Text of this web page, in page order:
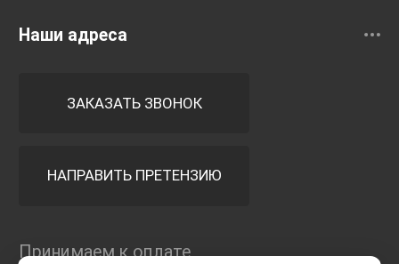
Наши адреса
ЗАКАЗАТЬ ЗВОНОК
НАПРАВИТЬ ПРЕТЕНЗИЮ
Принимаем к оплате